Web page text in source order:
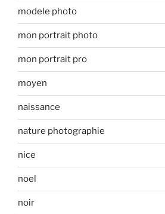
modele photo
mon portrait photo
mon portrait pro
moyen
naissance
nature photographie
nice
noel
noir